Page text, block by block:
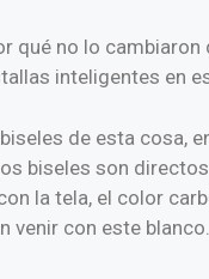
qué no lo cambiaron
inteligentes en
de esta cosa,
biseles son
la tela, el color
venir con este blanco.